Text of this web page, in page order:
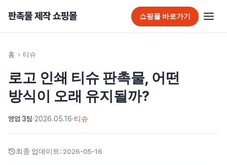
판촉물 제작 쇼핑몰
추천 판촉물
가방
가정/생활용품
쇼핑몰 바로가기
홈 › 티슈
로고 인쇄 티슈 판촉물, 어떤
방식이 오래 유지될까?
영업 3팀·2026.05.16·티슈
최종 업데이트: 2026-05-16